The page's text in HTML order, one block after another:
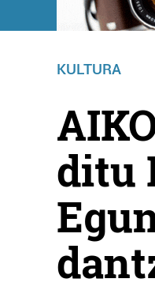
KULTURA
ditu